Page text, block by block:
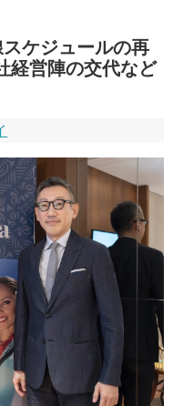
ケジュールの再
経営陣の交代など